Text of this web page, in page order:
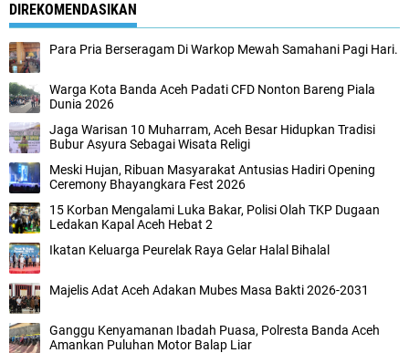
DIREKOMENDASIKAN
Para Pria Berseragam Di Warkop Mewah Samahani Pagi Hari.
Warga Kota Banda Aceh Padati CFD Nonton Bareng Piala
Dunia 2026
Jaga Warisan 10 Muharram, Aceh Besar Hidupkan Tradisi
Bubur Asyura Sebagai Wisata Religi
Meski Hujan, Ribuan Masyarakat Antusias Hadiri Opening
Ceremony Bhayangkara Fest 2026
15 Korban Mengalami Luka Bakar, Polisi Olah TKP Dugaan
Ledakan Kapal Aceh Hebat 2
Ikatan Keluarga Peurelak Raya Gelar Halal Bihalal
Majelis Adat Aceh Adakan Mubes Masa Bakti 2026-2031
Ganggu Kenyamanan Ibadah Puasa, Polresta Banda Aceh
Amankan Puluhan Motor Balap Liar